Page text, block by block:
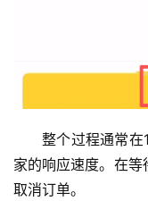
整个过程通常
家的响应速度。在
取消订单。